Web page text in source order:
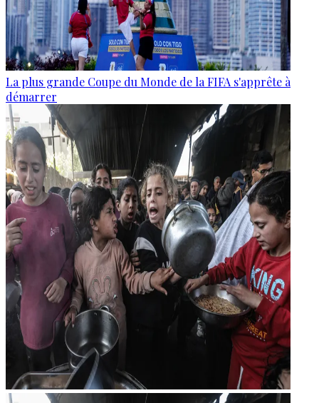
La plus grande Coupe du Monde de la FIFA s'apprête à
démarrer